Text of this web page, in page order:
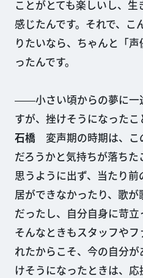
ことがとても楽しいし、
感じたんです。それで、こ
りたいなら、ちゃんと「
ったんです。
――小さい頃からの夢に一
すが、挫けそうになったこ
石橋変声期の時期は、こ
だろうかと気持ちが落ち
思うように出ず、当たり
居ができなかったり、歌
だったし、自分自身に苛立
そんなときもスタッフやフ
れたからこそ、今の自分
けそうになったときは、